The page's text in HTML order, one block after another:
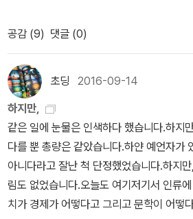
래서 저 단락을 통으로 가져왔다. (사회생
사람임..)🌱그건 내 탓이 아니라고 말하고
댔자 무의미한 일이었다. 어차피 사람이란
이니까.저녁때가 되자 마리는 모든 일을 다
는, 일요일이 또 하루 지나갔고, 어머니의
일은 다시 일을 시작해야 하겠고, 그러니
도 없다는 생각을 했다.45소감: 아니 왜
무기력한 직장인이나 다를 바가 없는 것인
에게 자기를 사랑하느냐고 물었다. 그런 것
지만, 사랑하고 있는 것 같지는 않다고 나는
랍다. 카뮈의 카프카론은 상당히 일찍 쓰인 글이다. 카뮈가 20대에
쓴 것이기에. 그렇지만 카프카의 핵심적인 '
를 포착하고 있는 점에서 높이 살 수 있다(
의 '부조리'다). 그 대립의 문제를 <유형지
인용문을 통해서 분명히 적시하고 있는 것.
작품과 <성>의 대립으로 바꿔놓으면 초점
정이 이루어지지 않은 게 아쉽긴 하지만 새
로 난해한 <시지프 신화>를 독해하거나 강
다. 이렇듯 강의에서 다룰 수 있는 건 카뮈
는 철학 가이드북 (제임스 M. 러셀 / 김우
(2017-29) 데이비드 흄 (이준호 / 살림 /
<인간지성에 관한 탐구> (윤선구 / 서울대
6쪽) (2017-31) 기적에 관하여 (데이비드
0쪽) (2017-32) 풀꽃도 꽃이다 1 (조정
7-33) 풀꽃도 꽃이다 2 (조정래 / 해냄 / 400쪽​) (2017-
의 언덕 (에밀리 브론테 / 김종길 / 민음
식주의자 (한강 / 창비 / 247쪽) ​(2017-
네 / 134쪽) ​(2017-37) 인간 불평등 기원
복 / 책세상 / 224쪽) ​(2017-38) 사회계
l) (장 자크 루소 / 이환 / 서울대학교출
데 뫼르소는 겉보기와는 달리 삶을 간단하
는 있는 그대로 말하고 자신의 감정을 은폐
사회는 즉시 위협당한다고 느끼게 마련이
관례대로의 공식에 따라 스스로 저지른 죄
구한다. 그는, 그 점에 대해서 진정하게 뉘
은 일이라 여긴다고 대답한다. 이러한 뉘앙
를 받게 된다.(P.7) 오늘 엄마가 죽었다. 아
로부터 전보를 한 통 받았다. '모친 사망, 명
로써는 아무런 뜻이 없다. 아마 어제였는지
제에서 80킬로미터 떨어진 마랑고에 있다
중에 도착할 수 있을 것이다. 그러면 밤샘
공감 (9) 댓글 (0)
초딩 2016-09-14
하지만,
같은 일에 눈물은 인색하다 했습니다.하지
다를 뿐 총량은 같았습니다.하얀 예언자가
아니다라고 잘난 척 단정했었습니다.하지
림도 없었습니다.오늘도 여기저기서 인류
치가 경제가 어떻다고 그리고 문학이 어떻